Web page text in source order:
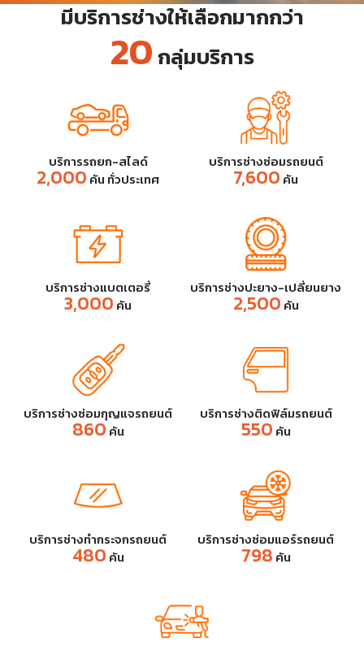
มีบริการช่างให้เลือกมากกว่า
20 กลุ่มบริการ
บริการรถยก-สไลด์
2,000 คัน ทั่วประเทศ
บริการช่างซ่อมรถยนต์
7,600 คัน
บริการช่างแบตเตอรี่
3,000 คัน
บริการช่างปะยาง-เปลี่ยนยาง
2,500 คัน
บริการช่างซ่อมกุญแจรถยนต์
860คัน
บริการช่างติดฟิล์มรถยนต์
550 คัน
บริการช่างทำกระจกรถยนต์
480 คัน
บริการช่างซ่อมแอร์รถยนต์
798 คัน